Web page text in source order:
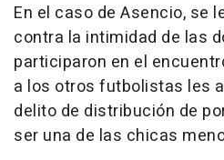
En el caso de Asencio, se
contra la intimidad de las
participaron en el
a los otros futbolistas les
delito de distribución de
ser una de las chicas